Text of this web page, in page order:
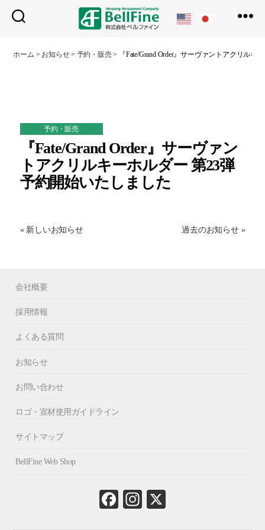
フ
ホーム > お知らせ> 予約・販売> 『Fate/Grand Order』サーヴァントアクリル
予約・販売
『Fate/Grand Order』サーヴァン
トアクリルキーホルダー 第23弾
予約開始いたしました
« 新しいお知らせ 過去のお知らせ »
会社概要
採用情報
よくある質問
お知らせ
お問い合わせ
ロゴ・宣材使用ガイドライン
サイトマップ
BellFine Web Shop
Fa
ce
In
st